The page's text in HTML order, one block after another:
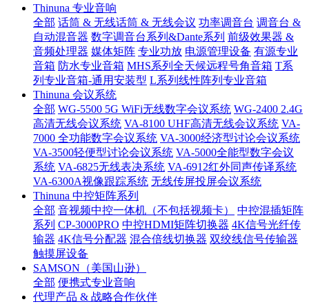
Thinuna 专业音响
全部 话筒 & 无线话筒 & 无线会议 功率调音台 调音台 &
自动混音器 数字调音台系列&Dante系列 前级效果器 &
音频处理器 媒体矩阵 专业功放 电源管理设备 有源专业
音箱 防水专业音箱 MHS系列全天候远程号角音箱 T系
列专业音箱-通用安装型 L系列线性阵列专业音箱
Thinuna 会议系统
全部 WG-5500 5G WiFi无线数字会议系统 WG-2400 2.4G
高清无线会议系统 VA-8100 UHF高清无线会议系统 VA-
7000 全功能数字会议系统 VA-3000经济型讨论会议系统
VA-3500轻便型讨论会议系统 VA-5000全能型数字会议
系统 VA-6825无线表决系统 VA-6912红外同声传译系统
VA-6300A视像跟踪系统 无线传屏投屏会议系统
Thinuna 中控矩阵系列
全部 音视频中控一体机（不包括视频卡）
中控混插矩阵
系列 CP-3000PRO 中控HDMI矩阵切换器 4K信号光纤传
输器 4K信号分配器 混合倍线切换器 双绞线信号传输器
触摸屏设备
SAMSON（美国山逊）
全部 便携式专业音响
代理产品 & 战略合作伙伴